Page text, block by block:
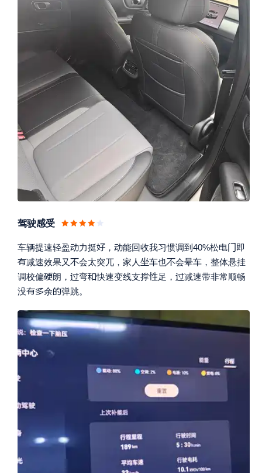
驾驶感受
车辆提速轻盈力挺 ， 能回收我习惯调到40%松即
减速效果又会太突兀，家人车也会晕车，整体悬挂
调校偏朗， 弯快速变线支撑足， 减速带非常顺畅
没余弹跳。